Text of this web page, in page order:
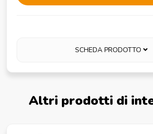
SCHEDA PRODOTTO
Altri prodotti di